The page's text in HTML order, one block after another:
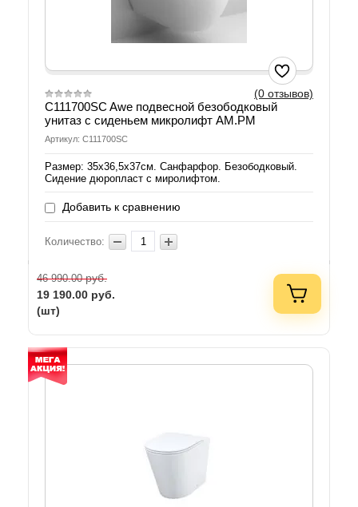
(0 отзывов)
C111700SC Awe подвесной безободковый
унитаз с сиденьем микролифт AM.PM
Артикул: C111700SC
Размер: 35х36,5х37см. Санфарфор. Безободковый.
Сидение дюропласт с миролифтом.
Добавить к сравнению
Количество:
46 990.00руб.
19 190.00 руб.
(шт)